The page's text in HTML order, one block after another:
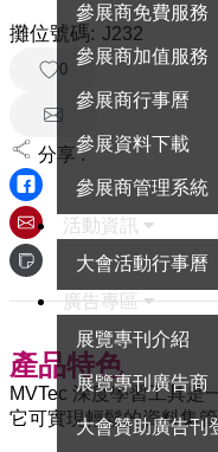
參展商免費服務
參展商加值服務
參展商行事曆
參展資料下載
參展商管理系統
活動資訊
大會活動行事曆
廣告專區
展覽專刊介紹
展覽專刊廣告商
大會贊助廣告刊
攤位號碼: J232
0
分享 :
產品特色
MVTec 深度學習工具是
它可實現輕鬆的資料集